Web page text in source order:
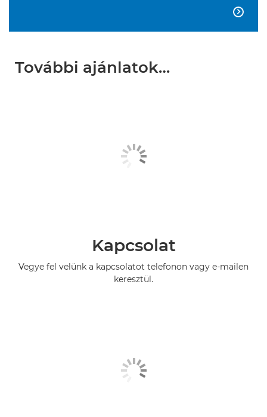

További ajánlatok…
Kapcsolat
Vegye fel velünk a kapcsolatot telefonon vagy e-mailen
keresztül.